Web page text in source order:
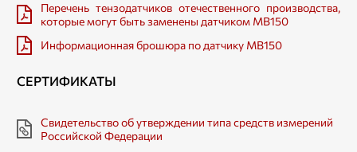
Перечень тензодатчиков отечественного производства,
которые могут быть заменены датчиком МВ150
Информационная брошюра по датчику МВ150
СЕРТИФИКАТЫ
Свидетельство об утверждении типа средств измерений
Российской Федерации